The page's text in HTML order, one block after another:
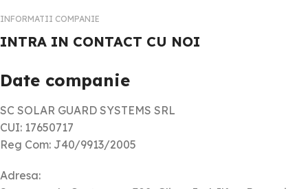
INFORMATII COMPANIE
INTRA IN CONTACT CU NOI
Date companie
SC SOLAR GUARD SYSTEMS SRL
CUI: 17650717
Reg Com: J40/9913/2005
Adresa: